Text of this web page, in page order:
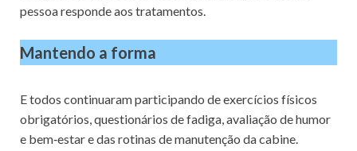
pessoa responde aos tratamentos.
Mantendo a forma
E todos continuaram participando de exercícios físicos
obrigatórios, questionários de fadiga, avaliação de humor
e bem‑estar e das rotinas de manutenção da cabine.